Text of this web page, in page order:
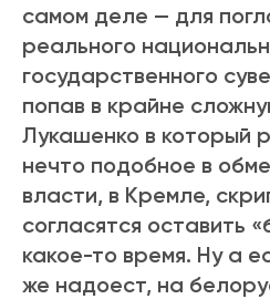
самом деле — для
реального
государственного
попав в крайне
Лукашенко в который
нечто подобное в
власти, в Кремле,
согласятся оставить
какое-то время. Ну а
же надоест, на